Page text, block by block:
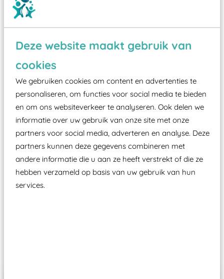
Deze website maakt gebruik van
cookies
We gebruiken cookies om content en advertenties te
personaliseren, om functies voor social media te bieden
en om ons websiteverkeer te analyseren. Ook delen we
informatie over uw gebruik van onze site met onze
partners voor social media, adverteren en analyse. Deze
partners kunnen deze gegevens combineren met
andere informatie die u aan ze heeft verstrekt of die ze
hebben verzameld op basis van uw gebruik van hun
services.
Wist je dat:
Vanaf een valhoogte van 1,5 meter een speciale
valondergrond onder speeltoestellen verplicht is
zoals kunstgras, rubber tegels of boomschors?
Elk speeltoestel in de openbare ruimte voorzien
moet zijn van een typekeuring, -plaatje en
certificering, uitgegeven door een Nederlands
aangewezen keuringsinstantie?
Wij ook speeltoestellen kunnen laten keuren zodat
ze toch binnen het Warenwetbesluit Attractie- en